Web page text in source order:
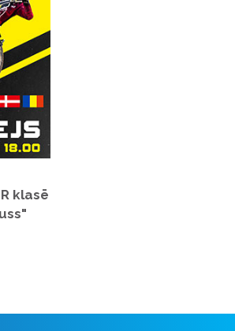
klasē